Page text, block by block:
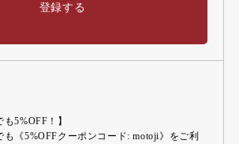
登録する
も5%OFF！】
も《5%OFFクーポンコード: motoji》をご利